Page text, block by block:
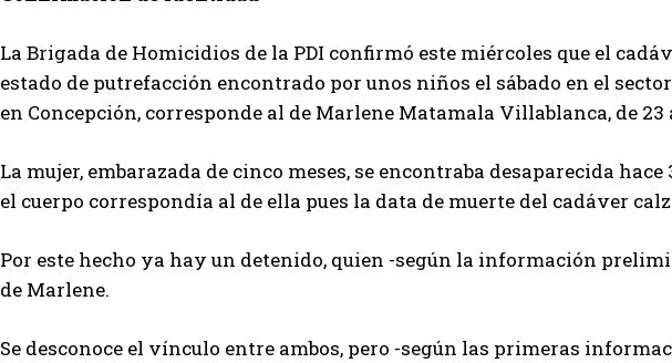
La Brigada de Homicidios de la PDI confirmó este miércoles que el
estado de putrefacción encontrado por unos niños el sábado en el
en Concepción, corresponde al de Marlene Matamala Villablanca, de 23
La mujer, embarazada de cinco meses, se encontraba desaparecida
el cuerpo correspondía al de ella pues la data de muerte del cadáver
Por este hecho ya hay un detenido, quien -según la información
de Marlene.
Se desconoce el vínculo entre ambos, pero -según las primeras